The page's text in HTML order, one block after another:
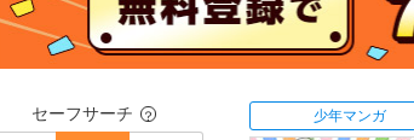
セーフサーチ ？ 少年マンガ